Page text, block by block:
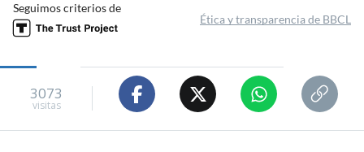
Seguimos criterios de
Ética y transparencia de BBCL
3073
visitas